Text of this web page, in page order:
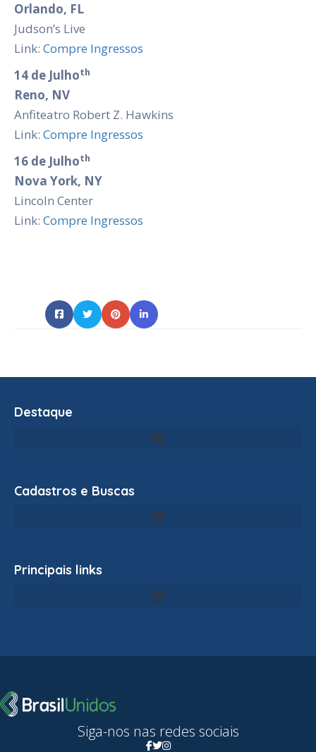
Orlando, FL
Judson’s Live
Link: Compre Ingressos
14 de Julhoth
Reno, NV
Anfiteatro Robert Z. Hawkins
Link: Compre Ingressos
16 de Julhoth
Nova York, NY
Lincoln Center
Link: Compre Ingressos
Destaque
Cadastros e Buscas
Principais links
Siga-nos nas redes sociais